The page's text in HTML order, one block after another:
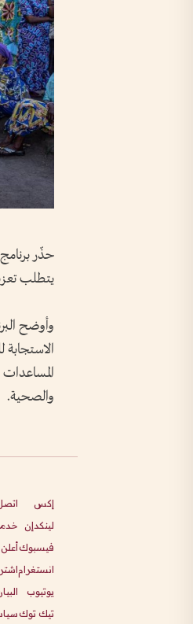
حذّر
يتطلب
المساعدات
والصحية.
إكس
لينكدإن
فيسبوك
انستغرام
يوتيوب
تيك توك